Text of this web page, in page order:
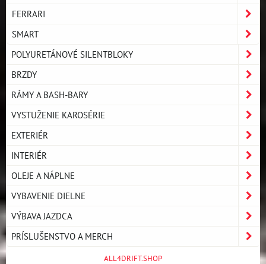
FERRARI
SMART
POLYURETÁNOVÉ SILENTBLOKY
BRZDY
RÁMY A BASH-BARY
VYSTUŽENIE KAROSÉRIE
EXTERIÉR
INTERIÉR
OLEJE A NÁPLNE
VYBAVENIE DIELNE
VÝBAVA JAZDCA
PRÍSLUŠENSTVO A MERCH
ALL4DRIFT.SHOP